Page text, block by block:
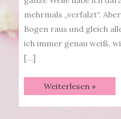
mehrmals „verfalzt“.
Bogen raus und gleich
ich immer genau weiß,
[…]
Shadow
Box
mit
Weiterlesen »